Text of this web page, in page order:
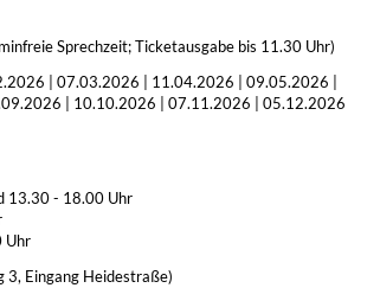
Sprechzeit; Ticketausgabe bis 11.30 Uhr)
| 07.03.2026 | 11.04.2026 | 09.05.2026 |
| 10.10.2026 | 07.11.2026 | 05.12.2026
13.30 - 18.00 Uhr
Uhr
3, Eingang Heidestraße)